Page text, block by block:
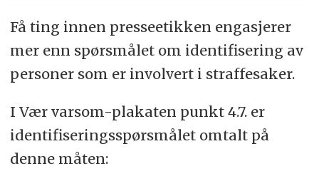
Få ting innen presseetikken engasjerer
mer enn spørsmålet om identifisering av
personer som er involvert i straffesaker.
I Vær varsom-plakaten punkt 4.7. er
identifiseringsspørsmålet omtalt på
denne måten: